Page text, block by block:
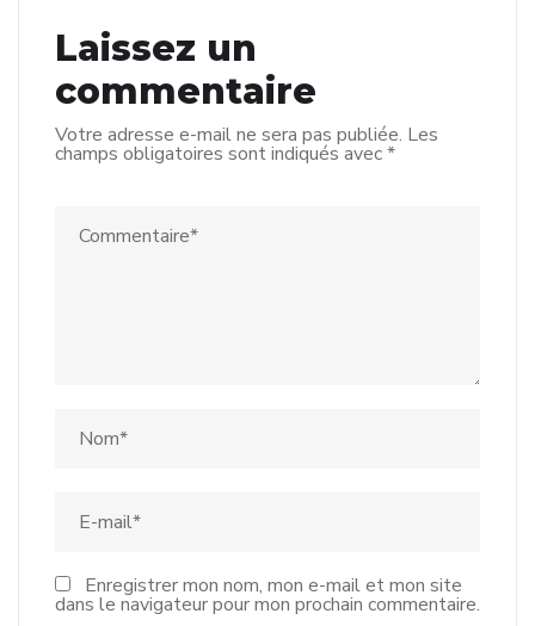
Laissez un
commentaire
Votre adresse e-mail ne sera pas publiée. Les
champs obligatoires sont indiqués avec*
Enregistrer mon nom, mon e-mail et mon site
dans le navigateur pour mon prochain commentaire.